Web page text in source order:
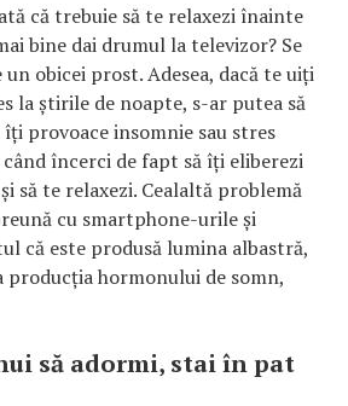
că trebuie să te relaxezi înainte
bine dai drumul la televizor? Se
un obicei prost. Adesea, dacă te uiți
la știrile de noapte, s-ar putea să
provoace insomnie sau stres
încerci de fapt să îți eliberezi
să te relaxezi. Cealaltă problemă
cu smartphone-urile și
că este produsă lumina albastră,
hormonului de somn,
să adormi, stai în pat